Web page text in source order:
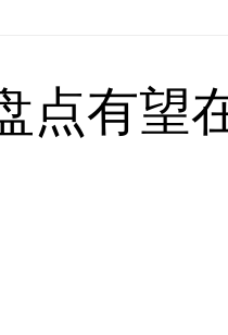
点有望